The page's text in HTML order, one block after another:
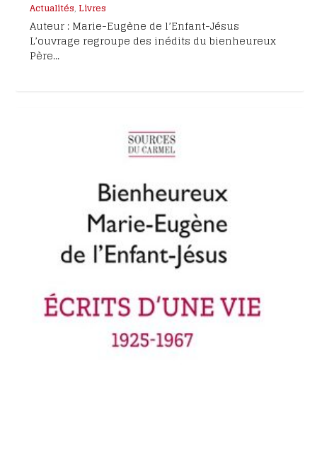
Actualités, Livres
Auteur : Marie-Eugène de l’Enfant-Jésus
L’ouvrage regroupe des inédits du bienheureux
Père...